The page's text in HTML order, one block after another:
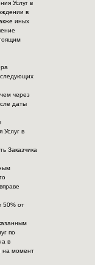
Услуг в
в
иных
следующих
через
даты
Услуг в
Заказчика
50% от
по
в
на момент